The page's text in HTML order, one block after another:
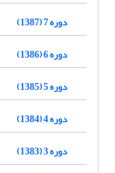
دوره 7 (1387)
دوره 6 (1386)
دوره 5 (1385)
دوره 4 (1384)
دوره 3 (1383)